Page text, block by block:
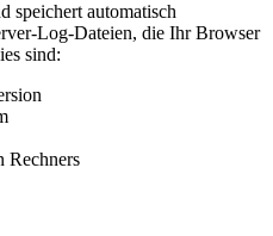
speichert automatisch
Log-Dateien, die Ihr Browser
sind:
Rechners